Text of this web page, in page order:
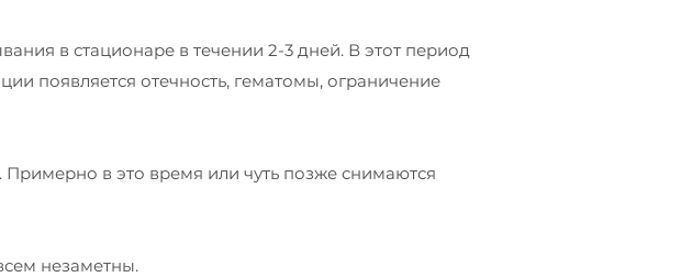
в стационаре в течении 2-3 дней. В этот период
появляется отечность, гематомы, ограничение
в это время или чуть позже снимаются
незаметны.